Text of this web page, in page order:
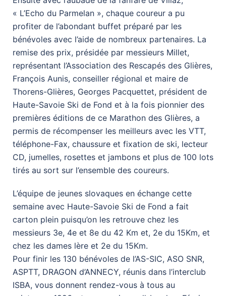
« L’Echo du Parmelan », chaque coureur a pu
profiter de l’abondant buffet préparé par les
bénévoles avec l’aide de nombreux partenaires. La
remise des prix, présidée par messieurs Millet,
représentant l’Association des Rescapés des Glières,
François Aunis, conseiller régional et maire de
Thorens-Glières, Georges Pacquettet, président de
Haute-Savoie Ski de Fond et à la fois pionnier des
premières éditions de ce Marathon des Glières, a
permis de récompenser les meilleurs avec les VTT,
téléphone-Fax, chaussure et fixation de ski, lecteur
CD, jumelles, rosettes et jambons et plus de 100 lots
tirés au sort sur l’ensemble des coureurs.
L’équipe de jeunes slovaques en échange cette
semaine avec Haute-Savoie Ski de Fond a fait
carton plein puisqu’on les retrouve chez les
messieurs 3e, 4e et 8e du 42 Km et, 2e du 15Km, et
chez les dames lère et 2e du 15Km.
Pour finir les 130 bénévoles de l’AS-SIC, ASO SNR,
ASPTT, DRAGON d’ANNECY, réunis dans l’interclub
ISBA, vous donnent rendez-vous à tous au